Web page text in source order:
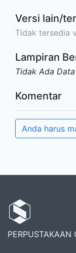
Versi lain/
Tidak tersedia
Lampiran
Tidak Ada Data
Komentar
Anda harus